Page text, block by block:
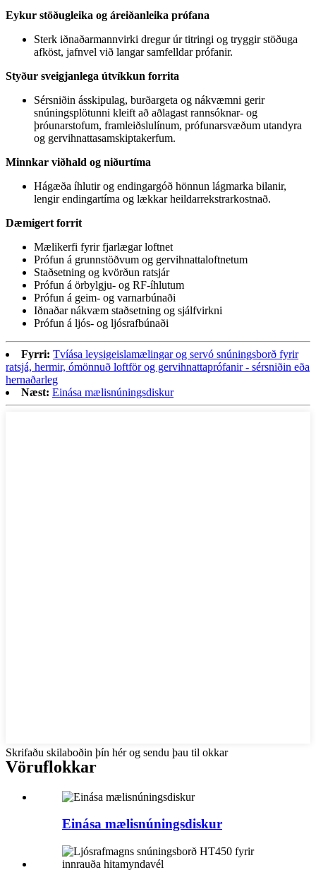
Eykur stöðugleika og áreiðanleika prófana
Sterk iðnaðarmannvirki dregur úr titringi og tryggir stöðuga
afköst, jafnvel við langar samfelldar prófanir.
Styður sveigjanlega útvíkkun forrita
Sérsniðin ásskipulag, burðargeta og nákvæmni gerir
snúningsplötunni kleift að aðlagast rannsóknar- og
þróunarstofum, framleiðslulínum, prófunarsvæðum utandyra
og gervihnattasamskiptakerfum.
Minnkar viðhald og niðurtíma
Hágæða íhlutir og endingargóð hönnun lágmarka bilanir,
lengir endingartíma og lækkar heildarrekstrarkostnað.
Dæmigert forrit
Mælikerfi fyrir fjarlægar loftnet
Prófun á grunnstöðvum og gervihnattaloftnetum
Staðsetning og kvörðun ratsjár
Prófun á örbylgju- og RF-íhlutum
Prófun á geim- og varnarbúnaði
Iðnaðar nákvæm staðsetning og sjálfvirkni
Prófun á ljós- og ljósrafbúnaði
Fyrri: Tvíása leysigeislamælingar og servó snúningsborð fyrir
ratsjá, hermir, ómönnuð loftför og gervihnattaprófanir - sérsniðin eða
hernaðarleg
Næst: Einása mælisnúningsdiskur
Skrifaðu skilaboðin þín hér og sendu þau til okkar
Vöruflokkar
Einása mælisnúningsdiskur